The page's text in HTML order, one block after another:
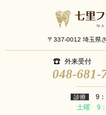
〒337-0012 埼玉県
外来受付
048-681-
診療
9：
土曜 9：